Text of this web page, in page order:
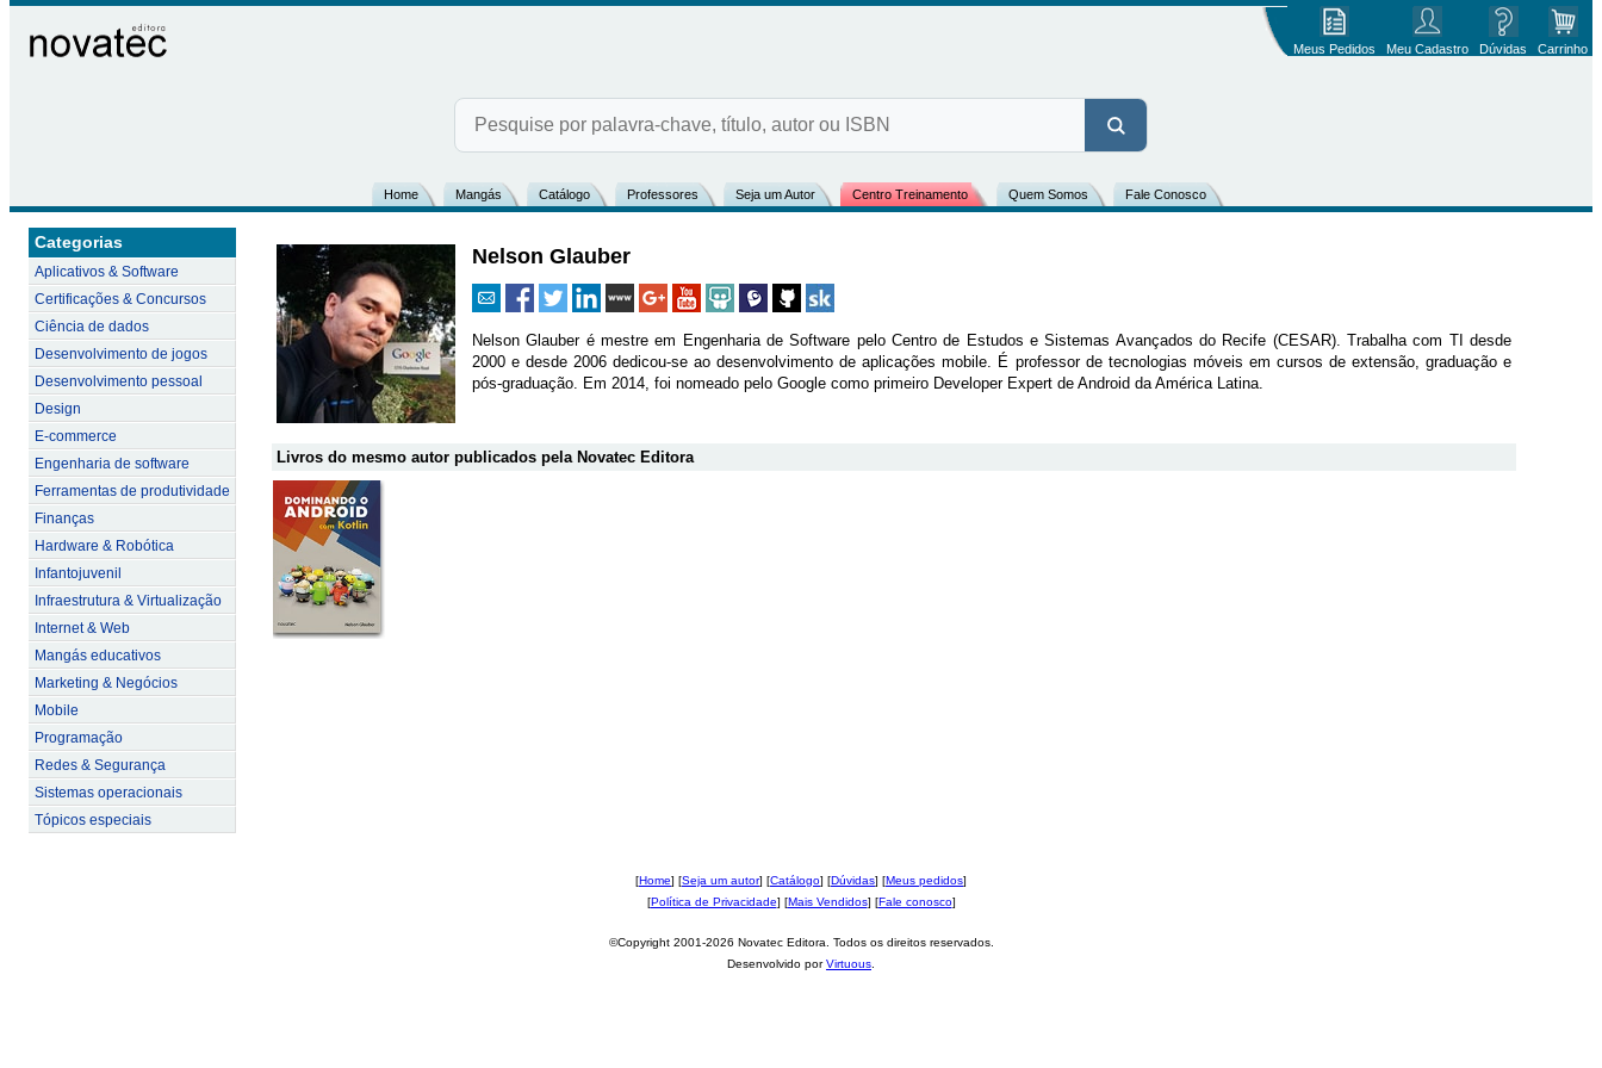
Meus Pedidos Meu Cadastro Dúvidas Carrinho
Home Mangás Catálogo Professores Seja um Autor Centro Treinamento Quem Somos Fale Conosco
Categorias
Aplicativos & Software
Certificações & Concursos
Ciência de dados
Desenvolvimento de jogos
Desenvolvimento pessoal
Design
E-commerce
Engenharia de software
Ferramentas de produtividade
Finanças
Hardware & Robótica
Infantojuvenil
Infraestrutura & Virtualização
Internet & Web
Mangás educativos
Marketing & Negócios
Mobile
Programação
Redes & Segurança
Sistemas operacionais
Tópicos especiais
Nelson Glauber
Nelson Glauber é mestre em Engenharia de Software pelo Centro de Estudos e Sistemas Avançados do Recife (CESAR). Trabalha com TI desde
2000 e desde 2006 dedicou-se ao desenvolvimento de aplicações mobile. É professor de tecnologias móveis em cursos de extensão, graduação e
pós-graduação. Em 2014, foi nomeado pelo Google como primeiro Developer Expert de Android da América Latina.
Livros do mesmo autor publicados pela Novatec Editora
[Home] [Seja um autor] [Catálogo] [Dúvidas] [Meus pedidos]
[Política de Privacidade] [Mais Vendidos] [Fale conosco]
©Copyright 2001-2026 Novatec Editora. Todos os direitos reservados.
Desenvolvido porVirtuous